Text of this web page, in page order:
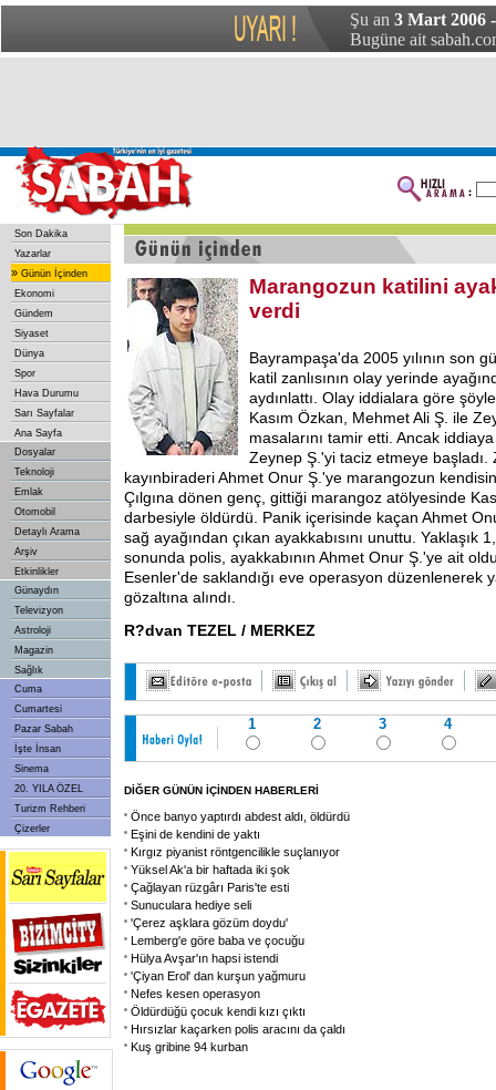
Şu an 3 Mart 2006
Bugüne ait
Son Dakika
Yazarlar
» Günün İçinden
Ekonomi
Gündem
Siyaset
Dünya
Spor
Hava Durumu
Sarı Sayfalar
Ana Sayfa
Dosyalar
Teknoloji
Emlak
Otomobil
Detaylı Arama
Arşiv
Etkinlikler
Günaydın
Televizyon
Astroloji
Magazin
Sağlık
Cuma
Cumartesi
Pazar Sabah
İşte İnsan
Sinema
20. YILA ÖZEL
Turizm Rehberi
Çizerler
Marangozun katilini
verdi
Bayrampaşa'da 2005 yılının son
katil zanlısının olay yerinde
aydınlattı. Olay iddialara göre
Kasım Özkan, Mehmet Ali Ş. ile
masalarını tamir etti. Ancak
Zeynep Ş.'yi taciz etmeye başladı.
kayınbiraderi Ahmet Onur Ş.'ye marangozun
Çılgına dönen genç, gittiği marangoz atölyesinde
darbesiyle öldürdü. Panik içerisinde kaçan Ahmet
sağ ayağından çıkan ayakkabısını unuttu. Yaklaşık
sonunda polis, ayakkabının Ahmet Onur Ş.'ye ait
Esenler'de saklandığı eve operasyon düzenlenerek
gözaltına alındı.
R?dvan TEZEL / MERKEZ
1 2 3 4
DİĞER GÜNÜN İÇİNDEN HABERLERİ
Önce banyo yaptırdı abdest aldı, öldürdü
Eşini de kendini de yaktı
Kırgız piyanist röntgencilikle suçlanıyor
Yüksel Ak'a bir haftada iki şok
Çağlayan rüzgârı Paris'te esti
Sunuculara hediye seli
'Çerez aşklara gözüm doydu'
Lemberg'e göre baba ve çocuğu
Hülya Avşar'ın hapsi istendi
'Çiyan Erol' dan kurşun yağmuru
Nefes kesen operasyon
Öldürdüğü çocuk kendi kızı çıktı
Hırsızlar kaçarken polis aracını da çaldı
Kuş gribine 94 kurban